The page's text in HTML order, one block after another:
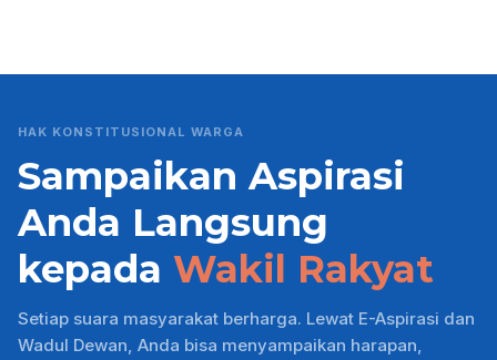
HAK KONSTITUSIONAL WARGA
Sampaikan Aspirasi
Anda Langsung
kepada Wakil Rakyat
Setiap suara masyarakat berharga. Lewat E-Aspirasi dan
Wadul Dewan, Anda bisa menyampaikan harapan,